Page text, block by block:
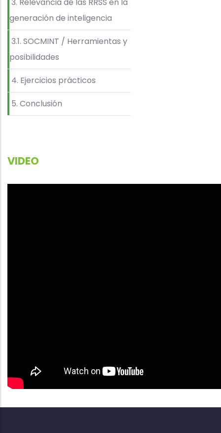
generación de inteligencia
3.1. SOCMINT / Herramientas y
posibilidades
4. Ejercicios prácticos
5. Conclusión
VIDEO